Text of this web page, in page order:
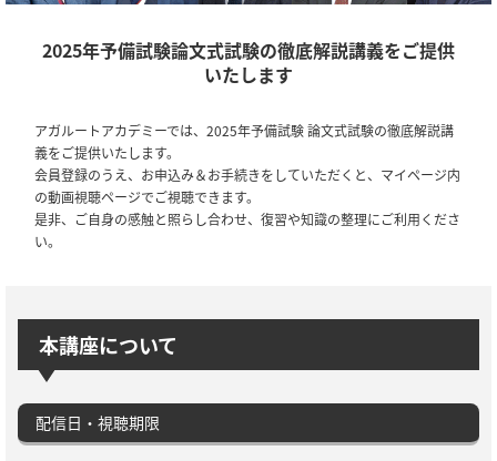
2025年予備試験論文式試験の徹底解説講義をご提供
いたします
アガルートアカデミーでは、2025年予備試験 論文式試験の徹底解説講
義をご提供いたします。
会員登録のうえ、お申込み＆お手続きをしていただくと、マイページ内
の動画視聴ページでご視聴できます。
是非、ご自身の感触と照らし合わせ、復習や知識の整理にご利用くださ
い。
本講座について
配信日・視聴期限